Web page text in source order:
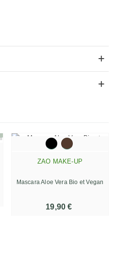
ZAO MAKE-UP
Mascara Aloe Vera Bio et Vegan
19,90 €